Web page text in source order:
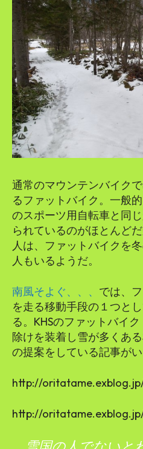
通常のマウンテンバイク
るファットバイク。一般
のスポーツ用自転車と同
られているのがほとんど
人は、ファットバイクを
人もいるようだ。
南風そよぐ、、、 では、
を走る移動手段の１つと
る。KHSのファットバイ
除けを装着し雪が多くあ
の提案をしている記事がい
http://
http://